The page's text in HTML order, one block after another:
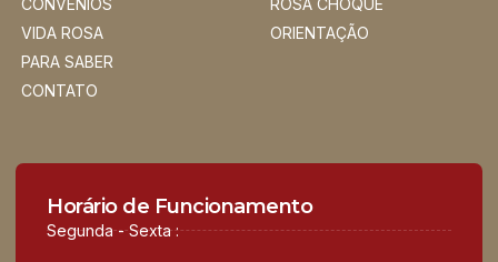
CONVÊNIOS
VIDA ROSA
PARA SABER
CONTATO
ROSA CHOQUE
ORIENTAÇÃO
Horário de Funcionamento
Segunda - Sexta :